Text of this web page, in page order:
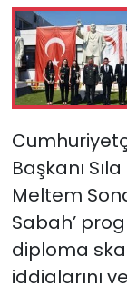
Başkanı
Meltem
Sabah’
diploma
iddialarını
Politika
SAĞLIK
Spor
Teknoloji
TÜRKiYE
Video
YAŞAM